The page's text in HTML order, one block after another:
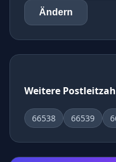
Ändern
Weitere
66538 66539